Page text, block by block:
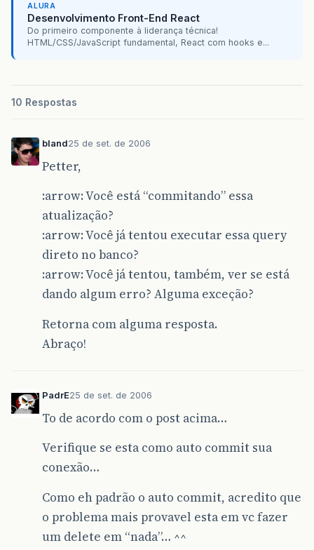
ALURA
Desenvolvimento Front-End React
Do primeiro componente à liderança técnica!
HTML/CSS/JavaScript fundamental, React com hooks e...
10 Respostas
bland25 de set. de 2006
Petter,
:arrow: Você está “commitando” essa
atualização?
:arrow: Você já tentou executar essa query
direto no banco?
:arrow: Você já tentou, também, ver se está
dando algum erro? Alguma exceção?
Retorna com alguma resposta.
Abraço!
PadrE25 de set. de 2006
To de acordo com o post acima…
Verifique se esta como auto commit sua
conexão…
Como eh padrão o auto commit, acredito que
o problema mais provavel esta em vc fazer
um delete em “nada”… ^^